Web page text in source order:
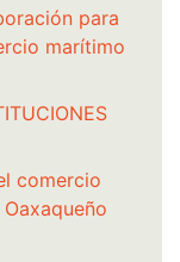
para
marítimo
comercio